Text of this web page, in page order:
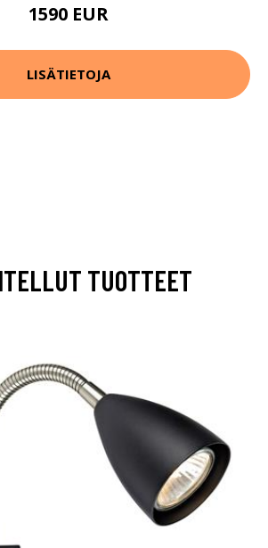
1590 EUR
LISÄTIETOJA
TUOTTEET